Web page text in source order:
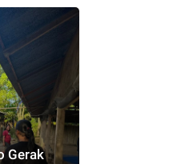
Gerak